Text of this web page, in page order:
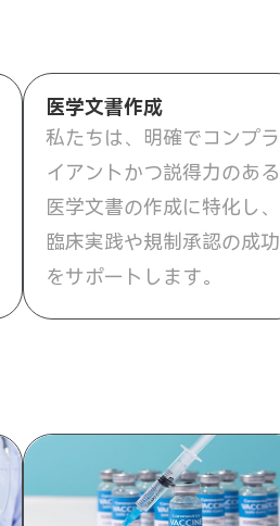
医学文書作成
私たちは、明確でコンプラ
イアントかつ説得力のある
医学文書の作成に特化し、
臨床実践や規制承認の成功
をサポートします。